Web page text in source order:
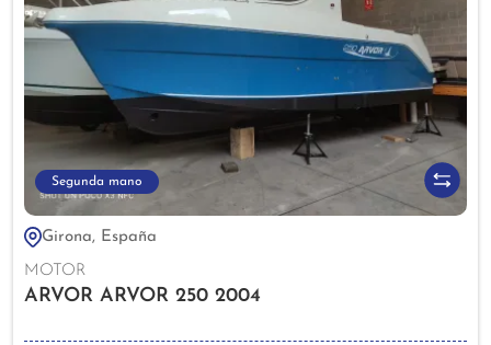
Segunda mano
Girona, España
MOTOR
ARVOR ARVOR 250 2004